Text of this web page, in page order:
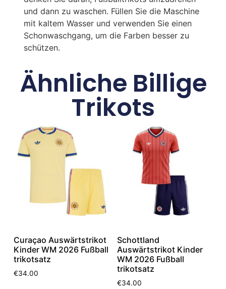
und dann zu waschen. Füllen Sie die Maschine
mit kaltem Wasser und verwenden Sie einen
Schonwaschgang, um die Farben besser zu
schützen.
Ähnliche Billige
Trikots
Curaçao Auswärtstrikot
Kinder WM 2026 Fußball
trikotsatz
€34.00
Schottland
Auswärtstrikot Kinder
WM 2026 Fußball
trikotsatz
€34.00